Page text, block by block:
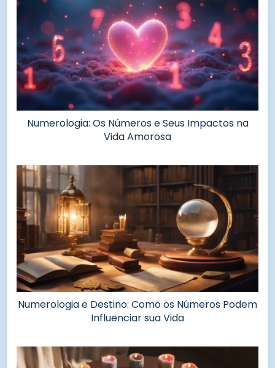
Numerologia: Os Números e Seus Impactos na
Vida Amorosa
Numerologia e Destino: Como os Números Podem
Influenciar sua Vida